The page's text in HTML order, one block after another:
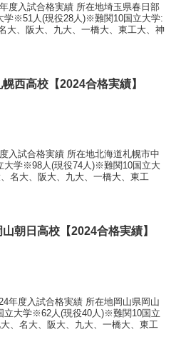
度入試合格実績 所在地埼玉県春日部
学※51人(現役28人)※難関10国立大学:
大、阪大、九大、一橋大、東工大、神
幌西高校【2024合格実績】
入試合格実績 所在地北海道札幌市中
大学※98人(現役74人)※難関10国立大
名大、阪大、九大、一橋大、東工
山朝日高校【2024合格実績】
年度入試合格実績 所在地岡山県岡山
立大学※62人(現役40人)※難関10国立
、名大、阪大、九大、一橋大、東工